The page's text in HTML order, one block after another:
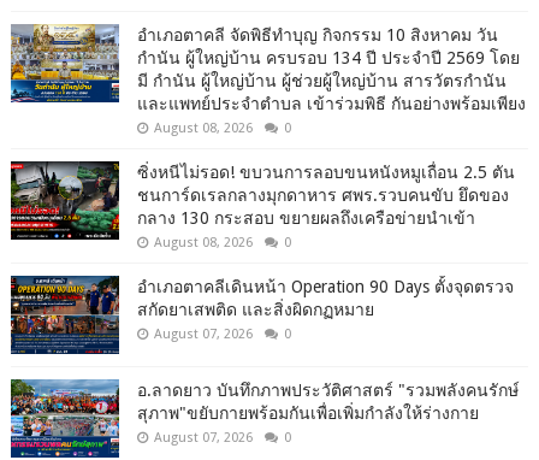
อำเภอตาคลี จัดพิธีทำบุญ กิจกรรม 10 สิงหาคม วัน
กำนัน ผู้ใหญ่บ้าน ครบรอบ 134 ปี ประจำปี 2569 โดย
มี กำนัน ผู้ใหญ่บ้าน ผู้ช่วยผู้ใหญ่บ้าน สารวัตรกำนัน
และแพทย์ประจำตำบล เข้าร่วมพิธี กันอย่างพร้อมเพียง
August 08, 2026 0
ซิ่งหนีไม่รอด! ขบวนการลอบขนหนังหมูเถื่อน 2.5 ตัน
ชนการ์ดเรลกลางมุกดาหาร ศพร.รวบคนขับ ยึดของ
กลาง 130 กระสอบ ขยายผลถึงเครือข่ายนำเข้า
August 08, 2026 0
อำเภอตาคลีเดินหน้า Operation 90 Days ตั้งจุดตรวจ
สกัดยาเสพติด และสิ่งผิดกฏหมาย
August 07, 2026 0
อ.ลาดยาว บันทึกภาพประวัติศาสตร์ "รวมพลังคนรักษ์
สุภาพ"ขยับกายพร้อมกันเพื่อเพิ่มกำลังให้ร่างกาย
August 07, 2026 0